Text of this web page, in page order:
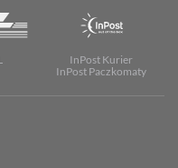
InPost Kurier
InPost Paczkomaty